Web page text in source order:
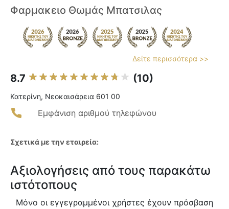
Φαρμακειο Θωμάς Μπατσιλας
Δείτε περισσότερα >>
8.7 (10)
Κατερίνη, Νεοκαισάρεια 601 00
Εμφάνιση αριθμού τηλεφώνου
Σχετικά με την εταιρεία:
Αξιολογήσεις από τους παρακάτω
ιστότοπους
Μόνο οι εγγεγραμμένοι χρήστες έχουν πρόσβαση